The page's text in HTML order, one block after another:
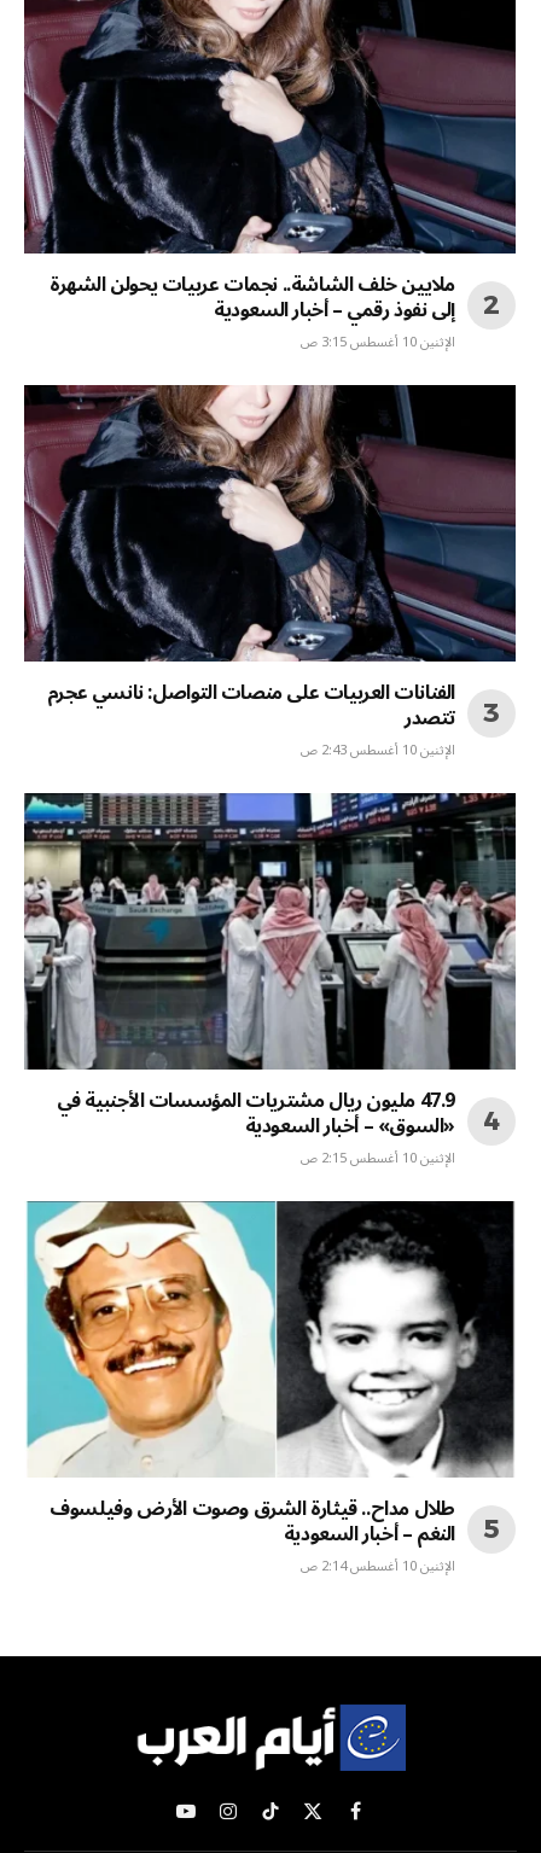
ملايين خلف الشاشة.. نجمات عربيات يحولن الشهرة
إلى نفوذ رقمي – أخبار السعودية
الإثنين 10 أغسطس 3:15 ص
الفنانات العربيات على منصات التواصل: نانسي عجرم
تتصدر
الإثنين 10 أغسطس 2:43 ص
47.9 مليون ريال مشتريات المؤسسات الأجنبية في
«السوق» – أخبار السعودية
الإثنين 10 أغسطس 2:15 ص
طلال مداح.. قيثارة الشرق وصوت الأرض وفيلسوف
النغم – أخبار السعودية
الإثنين 10 أغسطس 2:14 ص
فيسبوك
X تيكتوكالانستغراميوتيوب